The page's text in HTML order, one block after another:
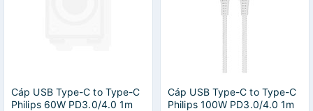
Cáp USB Type-C to Type-C
Philips 60W PD3.0/4.0 1m
Cáp USB Type-C to Type-C
Philips 100W PD3.0/4.0 1m